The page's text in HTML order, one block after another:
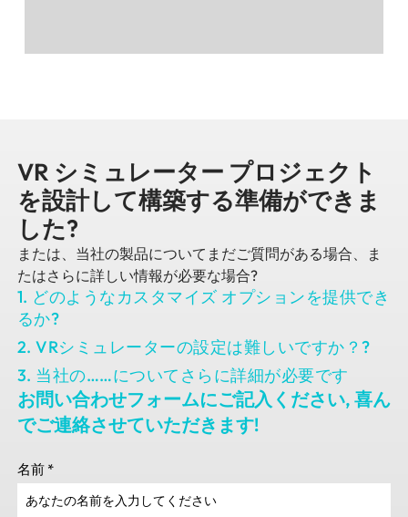
VR シミュレーター プロジェクト
を設計して構築する準備ができま
した?
または、当社の製品についてまだご質問がある場合、ま
たはさらに詳しい情報が必要な場合?
1. どのようなカスタマイズ オプションを提供でき
るか?
2. VRシミュレーターの設定は難しいですか？?
3. 当社の……についてさらに詳細が必要です
お問い合わせフォームにご記入ください, 喜ん
でご連絡させていただきます!
名前 *